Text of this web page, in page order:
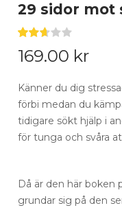
29 sidor mot
2.63
baserat
på
169.00 kr
Känner du dig
förbi medan du
tidigare sökt hjälp i
för tunga och svåra
Då är den här boken
grundar sig på den